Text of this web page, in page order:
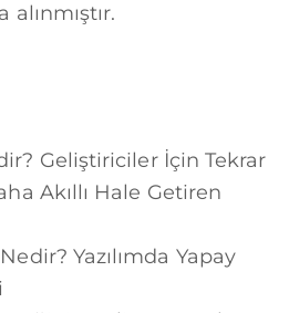
Geliştiriciler İçin Tekrar
Akıllı Hale Getiren
Yazılımda Yapay